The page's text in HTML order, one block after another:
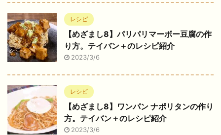
レシピ
【めざまし8】パリパリマーボー豆腐の作
り方。テイバン＋のレシピ紹介
2023/3/6
レシピ
【めざまし8】ワンパン ナポリタンの作り
方。テイバン＋のレシピ紹介
2023/3/6